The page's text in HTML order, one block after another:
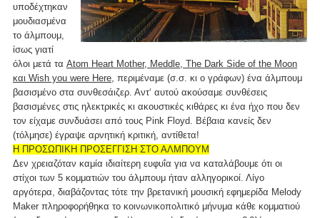
υποδέχτηκαν
μουδιασμένα
το άλμπουμ,
ίσως γιατί
όλοι μετά τα Atom Heart Mother, Meddle, The Dark Side of the Moon
και Wish you were Here, περιμέναμε (σ.σ. κι ο γράφων) ένα άλμπουμ
βασισμένο στα συνθεσάιζερ. Αντ‘ αυτού ακούσαμε συνθέσεις
βασισμένες στις ηλεκτρικές κι ακουστικές κιθάρες κι ένα ήχο που δεν
τον είχαμε συνδυάσει από τους Pink Floyd. Βέβαια κανείς δεν
(τόλμησε) έγραψε αρνητική κριτική, αντίθετα!
Η ΠΡΟΣΩΠΙΚΗ ΠΡΟΣΕΓΓΙΣΗ ΣΤΟ ΑΛΜΠΟΥΜ
Δεν χρειαζόταν καμία ιδιαίτερη ευφυΐα για να καταλάβουμε ότι οι
στίχοι των 5 κομματιών του άλμπουμ ήταν αλληγορικοί. Λίγο
αργότερα, διαβάζοντας τότε την βρετανική μουσική εφημερίδα Melody
Maker πληροφορήθηκα το κοινωνικοπολιτικό μήνυμα κάθε κομματιού